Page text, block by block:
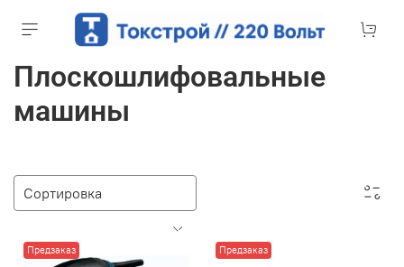
Плоскошлифовальные
машины
Предзаказ Предзаказ